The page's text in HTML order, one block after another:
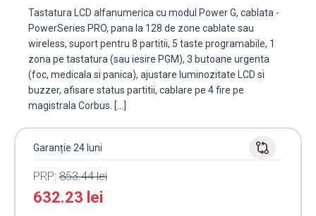
Tastatura LCD alfanumerica cu modul Power G, cablata -
PowerSeries PRO, pana la 128 de zone cablate sau
wireless, suport pentru 8 partitii, 5 taste programabile, 1
zona pe tastatura (sau iesire PGM), 3 butoane urgenta
(foc, medicala si panica), ajustare luminozitate LCD si
buzzer, afisare status partitii, cablare pe 4 fire pe
magistrala Corbus. […]
Garanție 24 luni
PRP: 853.44lei
632.23 lei